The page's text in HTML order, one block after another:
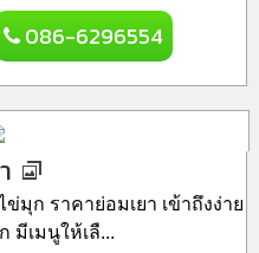
086-6296554
มุก ราคาย่อมเยา เข้าถึงง่าย
มีเมนูให้เลื...